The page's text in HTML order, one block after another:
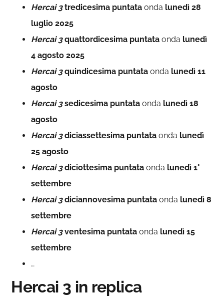
Hercai 3tredicesima puntata onda lunedì 28
luglio 2025
Hercai 3quattordicesima puntata onda lunedì
4 agosto 2025
Hercai 3quindicesima puntata onda lunedì 11
agosto
Hercai 3sedicesima puntata onda lunedì 18
agosto
Hercai 3diciassettesima puntata onda lunedì
25 agosto
Hercai 3diciottesima puntata onda lunedì 1°
settembre
Hercai 3diciannovesima puntata onda lunedì 8
settembre
Hercai 3ventesima puntata onda lunedì 15
settembre
…
Hercai 3 in replica